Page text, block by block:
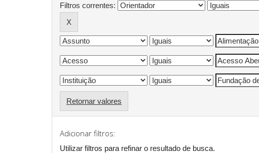
Filtros correntes:
Retornar valores
Adicionar filtros:
Utilizar filtros para refinar o resultado de busca.